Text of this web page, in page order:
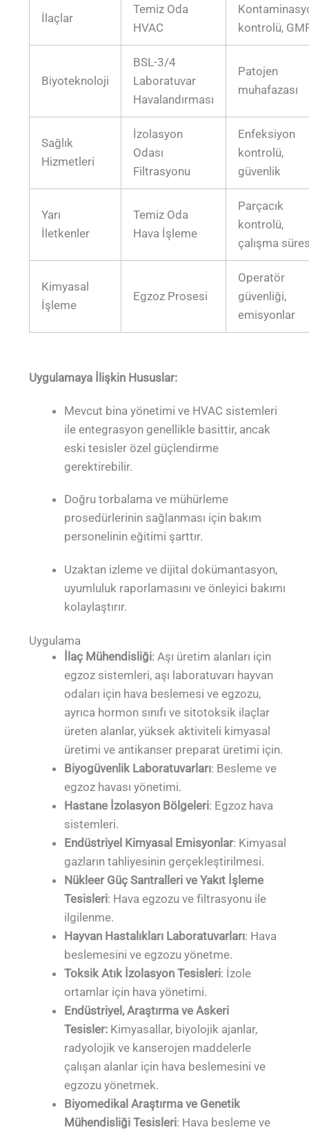
İlaçlar
Temiz Oda
HVAC
kontrolü,
Biyoteknoloji
BSL-3/4
Laboratuvar
Havalandırması
Patojen
muhafazası
Sağlık
Hizmetleri
İzolasyon
Odası
Filtrasyonu
Enfeksiyon
kontrolü,
güvenlik
Yarı
İletkenler
Temiz Oda
Hava İşleme
Parçacık
kontrolü,
çalışma
Kimyasal
İşleme
Egzoz Prosesi
Operatör
güvenliği,
emisyonlar
Uygulamaya İlişkin Hususlar:
Mevcut bina yönetimi ve HVAC sistemleri
ile entegrasyon genellikle basittir, ancak
eski tesisler özel güçlendirme
gerektirebilir.
Doğru torbalama ve mühürleme
prosedürlerinin sağlanması için bakım
personelinin eğitimi şarttır.
Uzaktan izleme ve dijital dokümantasyon,
uyumluluk raporlamasını ve önleyici bakımı
kolaylaştırır.
Uygulama
İlaç Mühendisliği: Aşı üretim alanları için
egzoz sistemleri, aşı laboratuvarı hayvan
odaları için hava beslemesi ve egzozu,
ayrıca hormon sınıfı ve sitotoksik ilaçlar
üreten alanlar, yüksek aktiviteli kimyasal
üretimi ve antikanser preparat üretimi için.
Biyogüvenlik Laboratuvarları: Besleme ve
egzoz havası yönetimi.
Hastane İzolasyon Bölgeleri: Egzoz hava
sistemleri.
Endüstriyel Kimyasal Emisyonlar: Kimyasal
gazların tahliyesinin gerçekleştirilmesi.
Nükleer Güç Santralleri ve Yakıt İşleme
Tesisleri: Hava egzozu ve filtrasyonu ile
ilgilenme.
Hayvan Hastalıkları Laboratuvarları: Hava
beslemesini ve egzozu yönetme.
Toksik Atık İzolasyon Tesisleri: İzole
ortamlar için hava yönetimi.
Endüstriyel, Araştırma ve Askeri
Tesisler: Kimyasallar, biyolojik ajanlar,
radyolojik ve kanserojen maddelerle
çalışan alanlar için hava beslemesini ve
egzozu yönetmek.
Biyomedikal Araştırma ve Genetik
Mühendisliği Tesisleri: Hava besleme ve